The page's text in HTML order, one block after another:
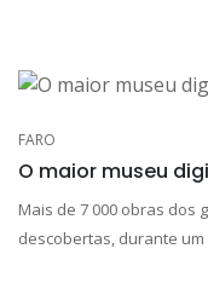
FARO
O maior museu
Mais de 7 000 obras dos
descobertas, durante